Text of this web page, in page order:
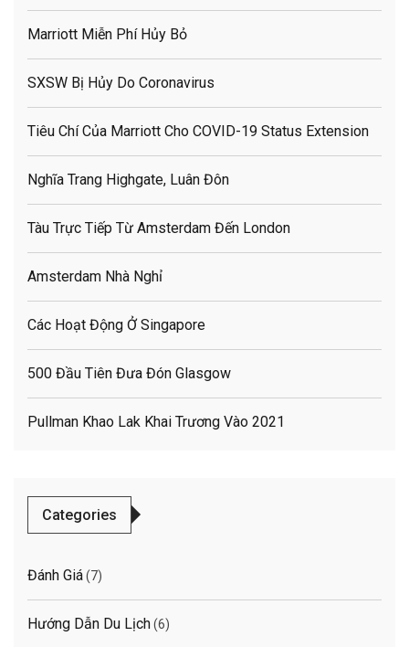
Marriott Miễn Phí Hủy Bỏ
SXSW Bị Hủy Do Coronavirus
Tiêu Chí Của Marriott Cho COVID-19 Status Extension
Nghĩa Trang Highgate, Luân Đôn
Tàu Trực Tiếp Từ Amsterdam Đến London
Amsterdam Nhà Nghỉ
Các Hoạt Động Ở Singapore
500 Đầu Tiên Đưa Đón Glasgow
Pullman Khao Lak Khai Trương Vào 2021
Categories
Đánh Giá(7)
Hướng Dẫn Du Lịch(6)